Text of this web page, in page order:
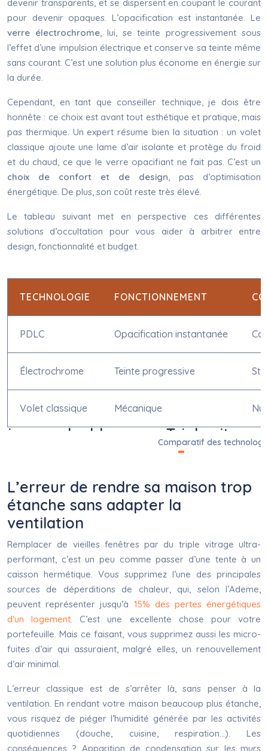
devenir transparents, et se dispersent en coupant le courant
pour devenir opaques. L’opacification est instantanée. Le
verre électrochrome, lui, se teinte progressivement sous
l’effet d’une impulsion électrique et conserve sa teinte même
sans courant. C’est une solution plus économe en énergie sur
la durée.
Cependant, en tant que conseiller technique, je dois être
honnête : ce choix est avant tout esthétique et pratique, mais
pas thermique. Un expert résume bien la situation : un volet
classique ajoute une lame d’air isolante et protège du froid
et du chaud, ce que le verre opacifiant ne fait pas. C’est un
choix de confort et de design, pas d’optimisation
énergétique. De plus, son coût reste très élevé.
Le tableau suivant met en perspective ces différentes
solutions d’occultation pour vous aider à arbitrer entre
design, fonctionnalité et budget.
Comparatif des
TECHNOLOGIE FONCTIONNEMENT
PDLC Opacification instantanée
Électrochrome Teinte progressive
Volet classique Mécanique
L’erreur de rendre sa maison trop
étanche sans adapter la
ventilation
Remplacer de vieilles fenêtres par du triple vitrage ultra-
performant, c’est un peu comme passer d’une tente à un
caisson hermétique. Vous supprimez l’une des principales
sources de déperditions de chaleur, qui, selon l’Ademe,
peuvent représenter jusqu’à 15% des pertes énergétiques
d’un logement. C’est une excellente chose pour votre
portefeuille. Mais ce faisant, vous supprimez aussi les micro-
fuites d’air qui assuraient, malgré elles, un renouvellement
d’air minimal.
L’erreur classique est de s’arrêter là, sans penser à la
ventilation. En rendant votre maison beaucoup plus étanche,
vous risquez de piéger l’humidité générée par les activités
quotidiennes (douche, cuisine, respiration…). Les
conséquences ? Apparition de condensation sur les murs